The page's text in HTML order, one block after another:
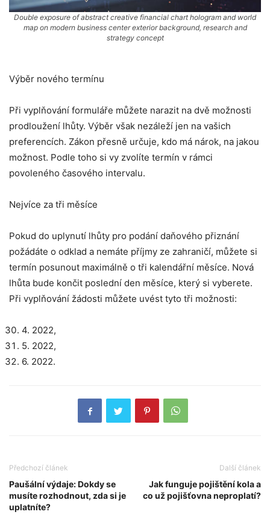
Double exposure of abstract creative financial chart hologram and world
map on modern business center exterior background, research and
strategy concept
Výběr nového termínu
Při vyplňování formuláře můžete narazit na dvě možnosti
prodloužení lhůty. Výběr však nezáleží jen na vašich
preferencích. Zákon přesně určuje, kdo má nárok, na jakou
možnost. Podle toho si vy zvolíte termín v rámci
povoleného časového intervalu.
Nejvíce za tři měsíce
Pokud do uplynutí lhůty pro podání daňového přiznání
požádáte o odklad a nemáte příjmy ze zahraničí, můžete si
termín posunout maximálně o tři kalendářní měsíce. Nová
lhůta bude končit poslední den měsíce, který si vyberete.
Při vyplňování žádosti můžete uvést tyto tři možnosti:
4. 2022,
5. 2022,
6. 2022.
Předchozí článek
Paušální výdaje: Dokdy se
musíte rozhodnout, zda si je
uplatníte?
Další článek
Jak funguje pojištění kola a
co už pojišťovna neproplatí?